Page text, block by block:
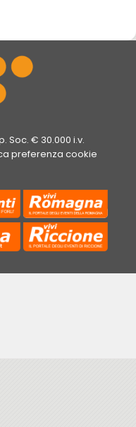
Soc. € 30.000 i.v.
preferenza cookie